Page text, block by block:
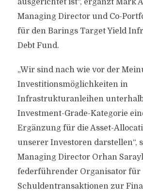
ausgerichtet ist“, ergänzt Mark
Managing Director und Co-
für den Barings Target Yield
Debt Fund.
„Wir sind nach wie vor der
Investitionsmöglichkeiten in
Infrastrukturanleihen
Investment-Grade-Kategorie
Ergänzung für die Asset-
unserer Investoren darstellen“,
Managing Director Orhan
federführender Organisator für
Schuldentransaktionen zur